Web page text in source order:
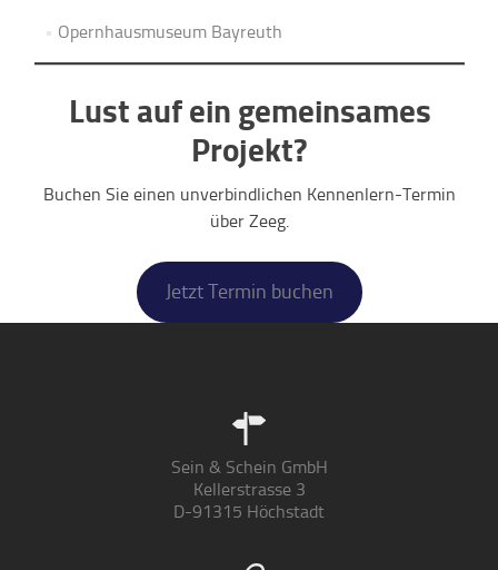
Opernhausmuseum Bayreuth
Lust auf ein gemeinsames
Projekt?
Buchen Sie einen unverbindlichen Kennenlern-Termin
über Zeeg.
Jetzt Termin buchen
Sein & Schein GmbH
Kellerstrasse 3
D-91315 Höchstadt